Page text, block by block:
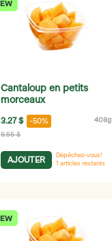
Cantaloup en petits
morceaux
3.27 $ -50% 408g
6.55 $
AJOUTER
Dépêchez-vous!
1 articles restants